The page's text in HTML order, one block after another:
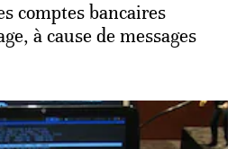
comptes bancaires
à cause de messages